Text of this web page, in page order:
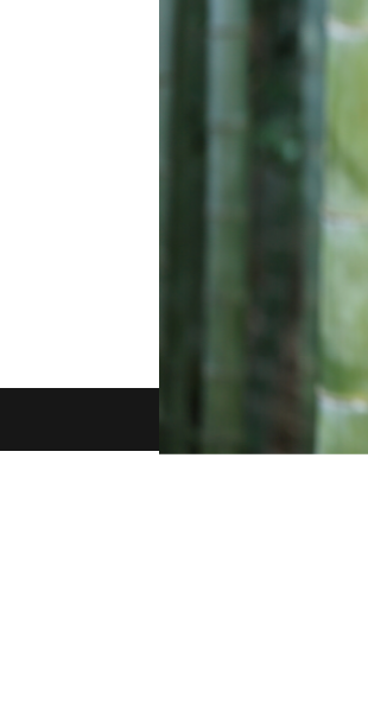
Bonnes
Barbara Reibel Jan
Bonnes résolutions sans
bonnes résolutions sur